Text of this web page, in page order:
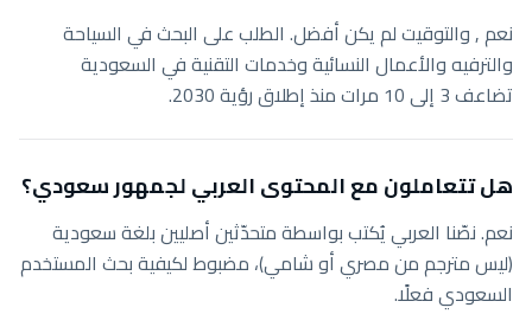
نعم , والتوقيت لم يكن أفضل. الطلب على البحث في السياحة
والترفيه والأعمال النسائية وخدمات التقنية في السعودية
تضاعف 3 إلى 10 مرات منذ إطلاق رؤية 2030.
هل تتعاملون مع المحتوى العربي لجمهور سعودي؟
نعم. نصّنا العربي يُكتب بواسطة متحدّثين أصليين بلغة سعودية
(ليس مترجم من مصري أو شامي)، مضبوط لكيفية بحث المستخدم
السعودي فعلًا.